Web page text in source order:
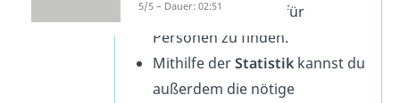
Auswahlmethoden für
Personen zu finden.
Mithilfe derStatistikkannst du
außerdem die nötige
5/5 – Dauer: 02:51